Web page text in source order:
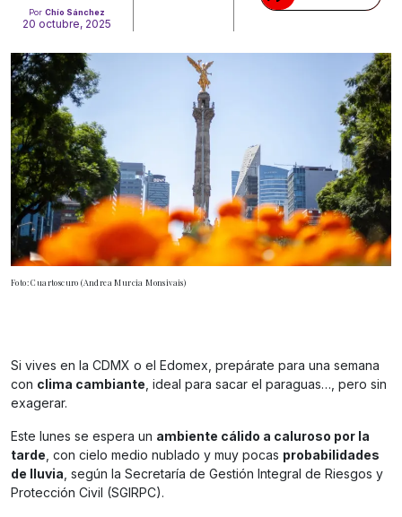
Por Chío Sánchez
20 octubre, 2025
Foto: Cuartoscuro (Andrea Murcia Monsivais)
Si vives en la CDMX o el Edomex, prepárate para una semana
con clima cambiante, ideal para sacar el paraguas…, pero sin
exagerar.
Este lunes se espera un ambiente cálido a caluroso por la
tarde, con cielo medio nublado y muy pocas probabilidades
de lluvia, según la Secretaría de Gestión Integral de Riesgos y
Protección Civil (SGIRPC).